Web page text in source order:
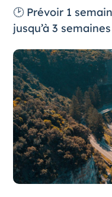
🕑 Prévoir 1
jusqu’à 3